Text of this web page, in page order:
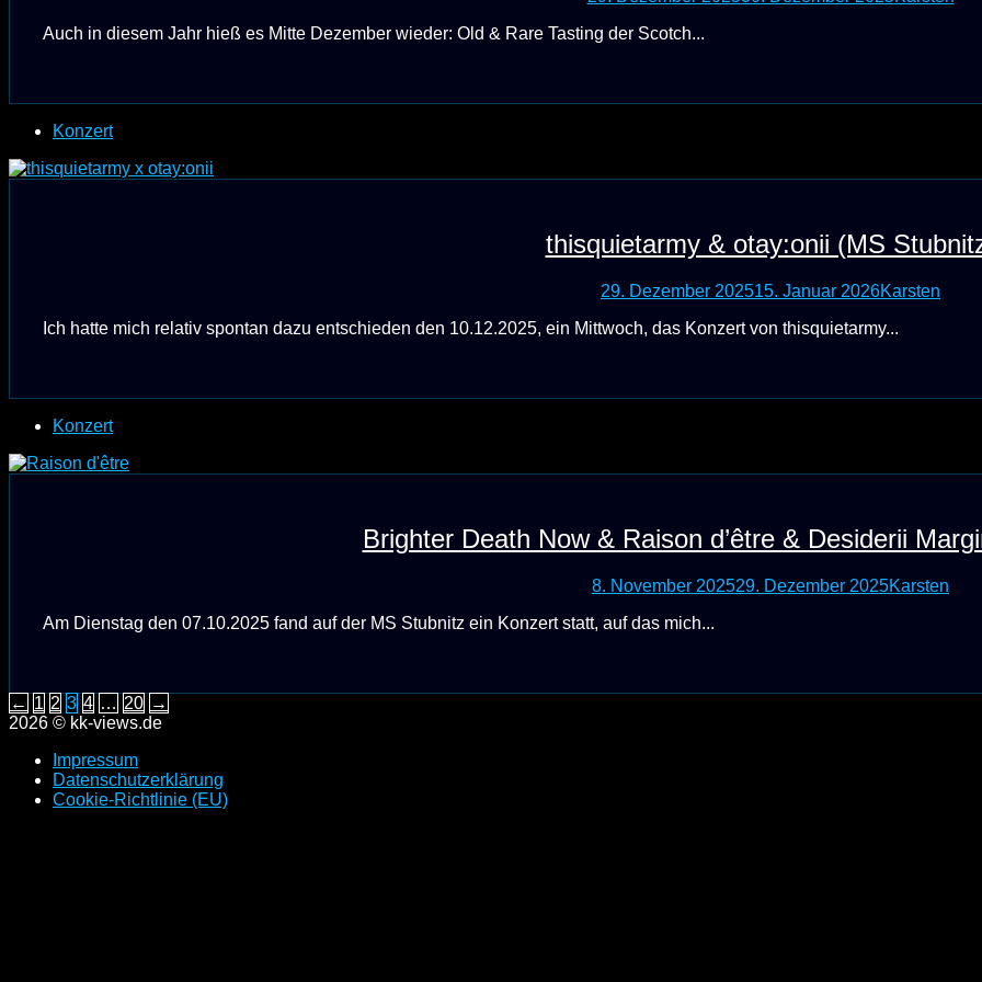
Auch in diesem Jahr hieß es Mitte Dezember wieder: Old & Rare Tasting der Scotch...
Konzert
thisquietarmy & otay:onii (MS
29. Dezember 202515. Januar 2026Karsten
Ich hatte mich relativ spontan dazu entschieden den 10.12.2025, ein Mittwoch, das Konzert von thisquietarmy...
Konzert
Brighter Death Now & Raison d’être & Desiderii
8. November 202529. Dezember 2025Karsten
Am Dienstag den 07.10.2025 fand auf der MS Stubnitz ein Konzert statt, auf das mich...
Seitennummerierung
der
Beiträge
← 1 2 3 4 … 20 →
2026 © kk-views.de
Impressum
Datenschutzerklärung
Cookie-Richtlinie (EU)